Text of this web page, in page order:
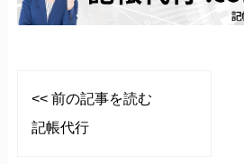
<< 前の記事を読む
記帳代行